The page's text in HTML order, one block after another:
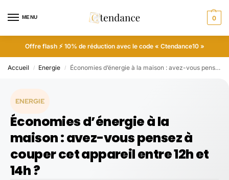
MENU 0
Offre flash ⚡ 10% de réduction avec le code « Ctendance10 »
Accueil / Energie / Économies d’énergie à la maison : avez-vous pensez à couper cet appareil entre 12h et 14h ?
ENERGIE
Économies d’énergie à la
maison : avez-vous pensez à
couper cet appareil entre 12h et
14h ?